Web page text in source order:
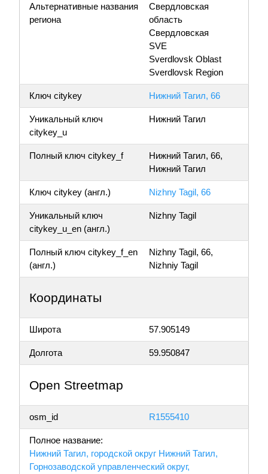
Альтернативные названия
региона
Свердловская
область
Свердловская
SVE
Sverdlovsk Oblast
Sverdlovsk Region
Ключ citykey Нижний Тагил, 66
Уникальный ключ
citykey_u
Нижний Тагил
Полный ключ citykey_f
Нижний Тагил, 66,
Нижний Тагил
Ключ citykey (англ.) Nizhny Tagil, 66
Уникальный ключ
citykey_u_en (англ.)
Nizhny Tagil
Полный ключ citykey_f_en
(англ.)
Nizhny Tagil, 66,
Nizhniy Tagil
Координаты
Широта 57.905149
Долгота 59.950847
Open Streetmap
osm_id R1555410
Полное название:
Нижний Тагил, городской округ Нижний Тагил,
Горнозаводской управленческий округ,